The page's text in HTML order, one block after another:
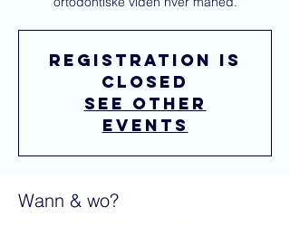
Registration is
closed
See other
events
Wann & wo?